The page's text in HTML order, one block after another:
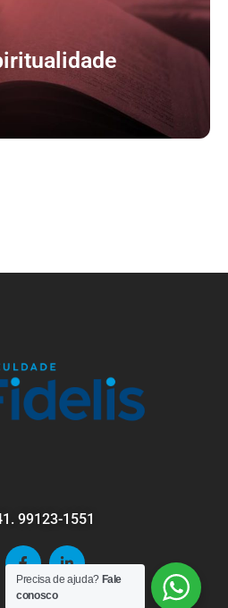
99123-1551
Precisa de ajuda? Fale
conosco